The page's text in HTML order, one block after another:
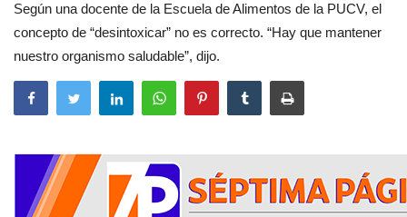
Según una docente de la Escuela de Alimentos de la PUCV, el
concepto de “desintoxicar” no es correcto. “Hay que mantener
nuestro organismo saludable”, dijo.